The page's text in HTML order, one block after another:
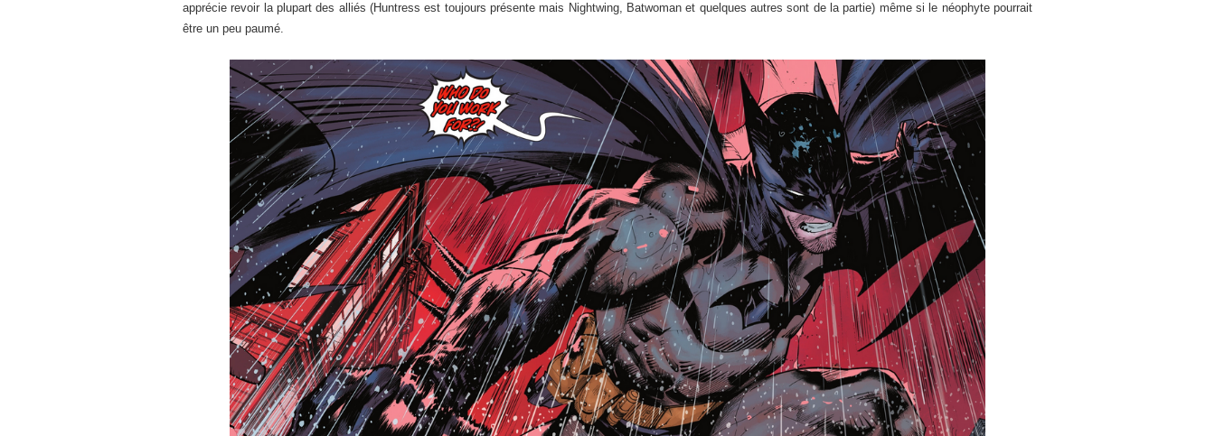
apprécie revoir la plupart des alliés (Huntress est toujours présente mais Nightwing, Batwoman et quelques autres sont de la partie) même si le néophyte pourrait
être un peu paumé.